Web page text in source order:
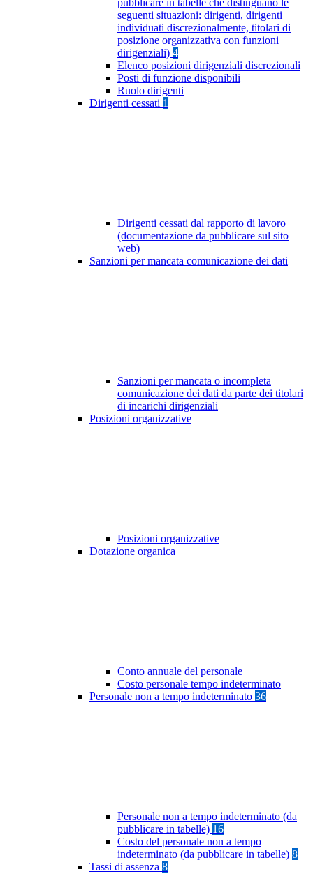
pubblicare in tabelle che distinguano le
seguenti situazioni: dirigenti, dirigenti
individuati discrezionalmente, titolari di
posizione organizzativa con funzioni
dirigenziali) 4
Elenco posizioni dirigenziali discrezionali
Posti di funzione disponibili
Ruolo dirigenti
Dirigenti cessati 1
Dirigenti cessati dal rapporto di lavoro
(documentazione da pubblicare sul sito
web)
Sanzioni per mancata comunicazione dei dati
Sanzioni per mancata o incompleta
comunicazione dei dati da parte dei titolari
di incarichi dirigenziali
Posizioni organizzative
Posizioni organizzative
Dotazione organica
Conto annuale del personale
Costo personale tempo indeterminato
Personale non a tempo indeterminato 36
Personale non a tempo indeterminato (da
pubblicare in tabelle) 16
Costo del personale non a tempo
indeterminato (da pubblicare in tabelle) 8
Tassi di assenza 8